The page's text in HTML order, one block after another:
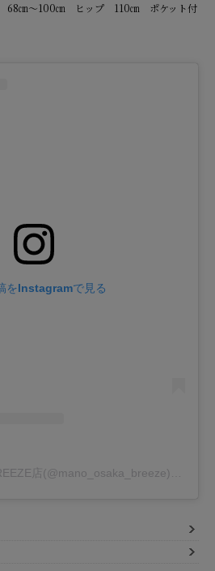
㎝～100㎝ ヒップ 110㎝ ポケット付
をInstagramで見る